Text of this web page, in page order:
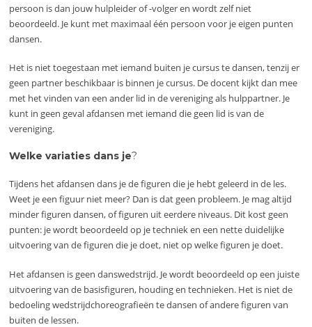
persoon is dan jouw hulpleider of -volger en wordt zelf niet
beoordeeld. Je kunt met maximaal één persoon voor je eigen punten
dansen.
Het is niet toegestaan met iemand buiten je cursus te dansen, tenzij er
geen partner beschikbaar is binnen je cursus. De docent kijkt dan mee
met het vinden van een ander lid in de vereniging als hulppartner. Je
kunt in geen geval afdansen met iemand die geen lid is van de
vereniging.
Welke variaties dans je?
Tijdens het afdansen dans je de figuren die je hebt geleerd in de les.
Weet je een figuur niet meer? Dan is dat geen probleem. Je mag altijd
minder figuren dansen, of figuren uit eerdere niveaus. Dit kost geen
punten: je wordt beoordeeld op je techniek en een nette duidelijke
uitvoering van de figuren die je doet, niet op welke figuren je doet.
Het afdansen is geen danswedstrijd. Je wordt beoordeeld op een juiste
uitvoering van de basisfiguren, houding en technieken. Het is niet de
bedoeling wedstrijdchoreografieën te dansen of andere figuren van
buiten de lessen.